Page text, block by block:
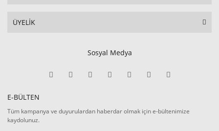
ÜYELİK
Sosyal Medya
E-BÜLTEN
Tüm kampanya ve duyurulardan haberdar olmak için e-bültenimize
kaydolunuz.